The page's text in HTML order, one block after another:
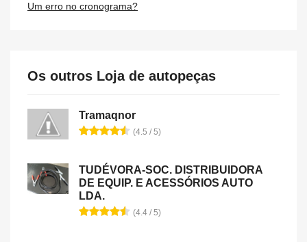
Um erro no cronograma?
Os outros Loja de autopeças
Tramaqnor
(4.5 / 5)
TUDÉVORA-SOC. DISTRIBUIDORA
DE EQUIP. E ACESSÓRIOS AUTO
LDA.
(4.4 / 5)